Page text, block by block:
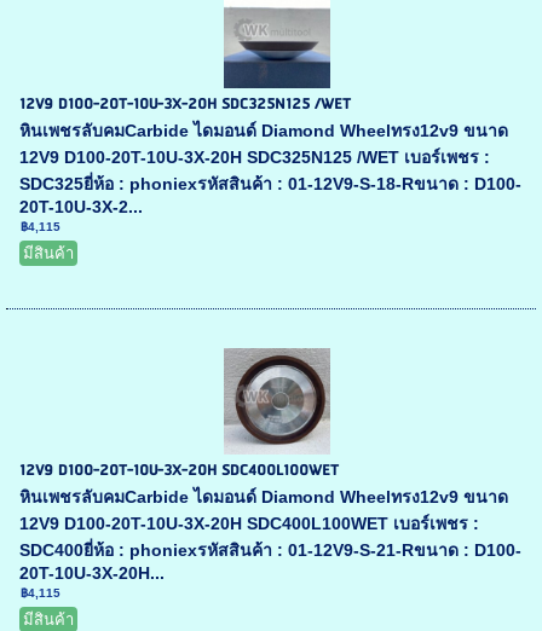
12V9 D100-20T-10U-3X-20H SDC325N125 /WET
หินเพชรลับคมCarbide ไดมอนด์ Diamond Wheelทรง12v9 ขนาด
12V9 D100-20T-10U-3X-20H SDC325N125 /WET เบอร์เพชร :
SDC325ยี่ห้อ : phoniexรหัสสินค้า : 01-12V9-S-18-Rขนาด : D100-
20T-10U-3X-2...
฿4,115
มีสินค้า
12V9 D100-20T-10U-3X-20H SDC400L100WET
หินเพชรลับคมCarbide ไดมอนด์ Diamond Wheelทรง12v9 ขนาด
12V9 D100-20T-10U-3X-20H SDC400L100WET เบอร์เพชร :
SDC400ยี่ห้อ : phoniexรหัสสินค้า : 01-12V9-S-21-Rขนาด : D100-
20T-10U-3X-20H...
฿4,115
มีสินค้า